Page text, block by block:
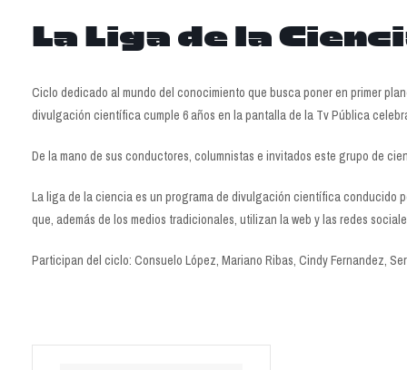
La Liga de la
Ciclo dedicado al mundo del conocimiento que busca poner en primer
divulgación científica cumple 6 años en la pantalla de la Tv Pública
De la mano de sus conductores, columnistas e invitados este grupo de
La liga de la ciencia es un programa de divulgación científica conducido
que, además de los medios tradicionales, utilizan la web y las redes
Participan del ciclo: Consuelo López, Mariano Ribas, Cindy Fernandez,